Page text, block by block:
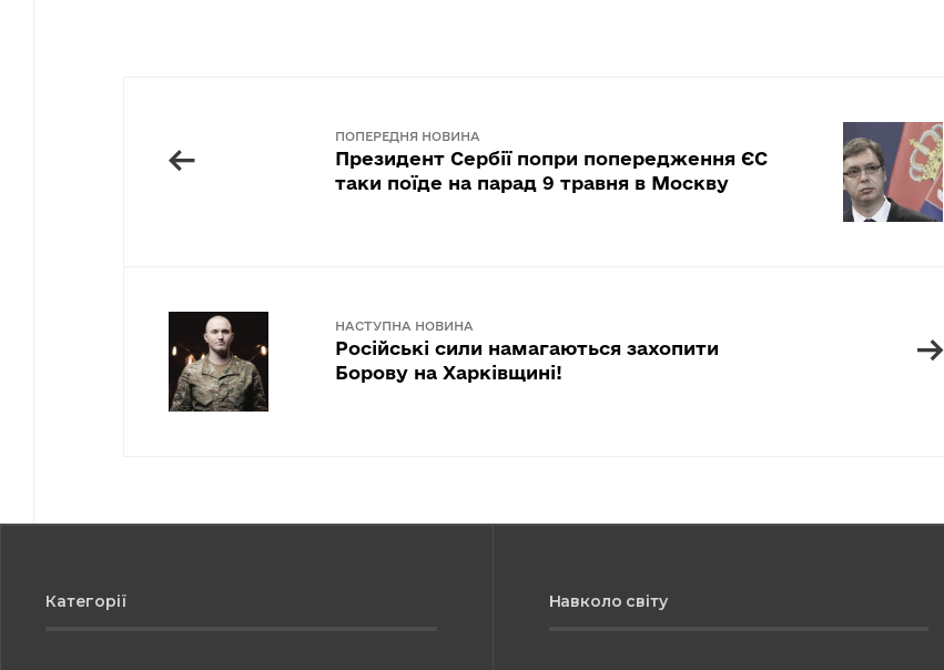
←
ПОПЕРЕДНЯ НОВИНА
Президент Сербії попри попередження ЄС
таки поїде на парад 9 травня в Москву
→
НАСТУПНА НОВИНА
Російські сили намагаються захопити
Борову на Харківщині!
Категорії Навколо світу